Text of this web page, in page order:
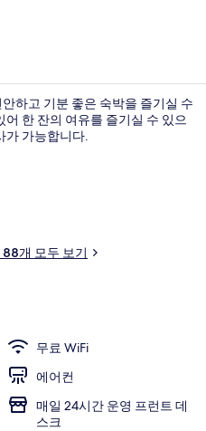
로비
하고 기분 좋은 숙박을 즐기실 수
한 잔의 여유를 즐기실 수 있으
가 가능합니다.
개 모두 보기
무료 WiFi
에어컨
매일 24시간 운영 프런트 데
스크